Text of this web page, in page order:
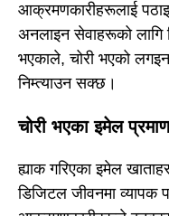
आक्रमणकारीहरूलाई
अनलाइन सेवाहरूको लागि
भएकाले, चोरी भएको
निम्त्याउन सक्छ।
चोरी भएका इमेल
ह्याक गरिएका इमेल
डिजिटल जीवनमा